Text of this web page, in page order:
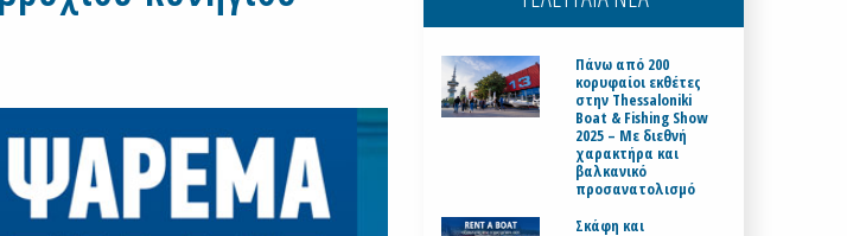
Πάνω από 200
κορυφαίοι εκθέτες
στην Thessaloniki
Boat & Fishing Show
2025 – Με διεθνή
χαρακτήρα και
βαλκανικό
προσανατολισμό
Σκάφη και